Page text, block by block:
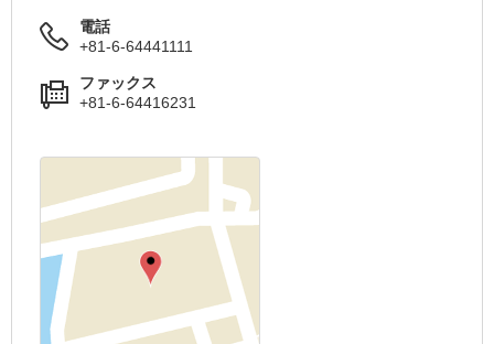
電話
+81-6-64441111
ファックス
+81-6-64416231